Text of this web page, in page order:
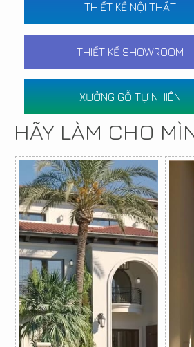
THIẾT KẾ NỘI THẤT
THIẾT KẾ SHOWROOM
XƯỞNG GỖ TỰ NHIÊN
HÃY LÀM CHO